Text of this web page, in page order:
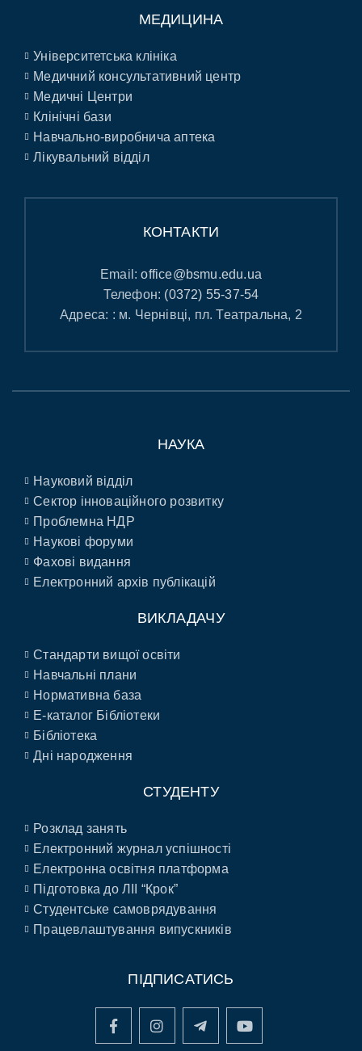
МЕДИЦИНА
Університетська клініка
Медичний консультативний центр
Медичні Центри
Клінічні бази
Навчально-виробнича аптека
Лікувальний відділ
КОНТАКТИ
Email:office@bsmu.edu.ua
Телефон: (0372) 55-37-54
Адреса: : м. Чернівці, пл. Театральна, 2
НАУКА
Науковий відділ
Сектор інноваційного розвитку
Проблемна НДР
Наукові форуми
Фахові видання
Електронний архів публікацій
ВИКЛАДАЧУ
Стандарти вищої освіти
Навчальні плани
Нормативна база
E-каталог Бібліотеки
Бібліотека
Дні народження
СТУДЕНТУ
Розклад занять
Електронний журнал успішності
Електронна освітня платформа
Підготовка до ЛІІ “Крок”
Студентське самоврядування
Працевлаштування випускників
ПІДПИСАТИСЬ